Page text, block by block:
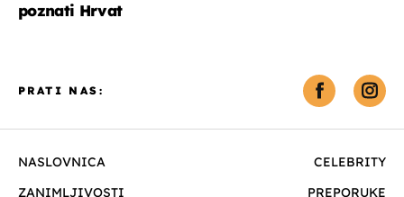
poznati Hrvat
NASLOVNICA
CELEBRITY
ZANIMLJIVOSTI
PREPORUKE
PRATI NAS: